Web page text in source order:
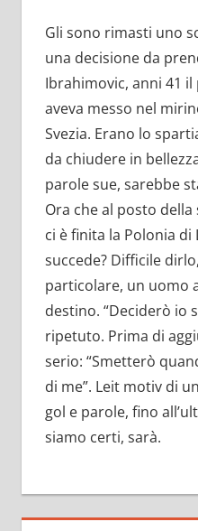
Gli sono rimasti uno
una decisione da
Ibrahimovic, anni 41
aveva messo nel
Svezia. Erano lo
da chiudere in
parole sue, sarebbe
Ora che al posto
ci è finita la Polonia di
succede? Difficile
particolare, un uomo
destino. “Deciderò io
ripetuto. Prima di
serio: “Smetterò
di me”. Leit motiv di
gol e parole, fino
siamo certi, sarà.